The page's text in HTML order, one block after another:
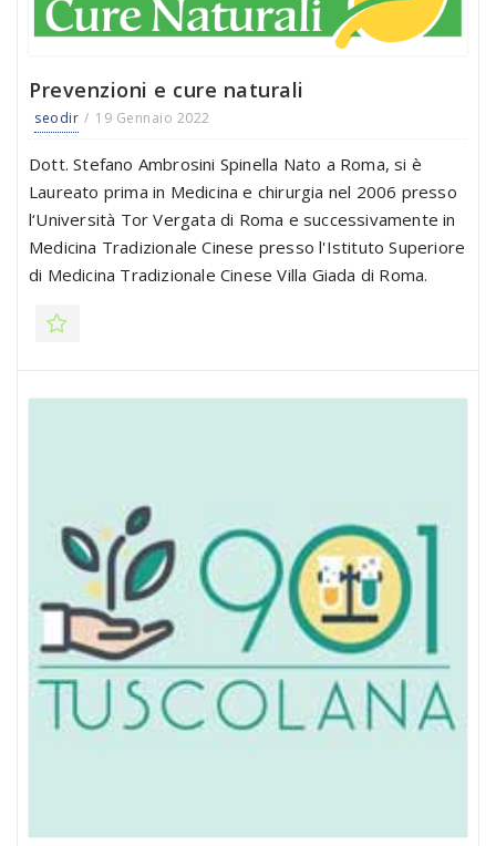
Prevenzioni e cure naturali
seodir 19 Gennaio 2022
Dott. Stefano Ambrosini Spinella Nato a Roma, si è
Laureato prima in Medicina e chirurgia nel 2006 presso
l‘Università Tor Vergata di Roma e successivamente in
Medicina Tradizionale Cinese presso l'Istituto Superiore
di Medicina Tradizionale Cinese Villa Giada di Roma.